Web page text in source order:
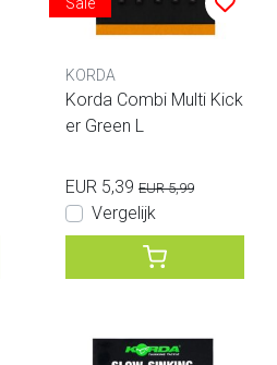
Sale
KORDA
Korda Combi Multi Kick
er Green L
EUR 5,39 EUR 5,99
Vergelijk